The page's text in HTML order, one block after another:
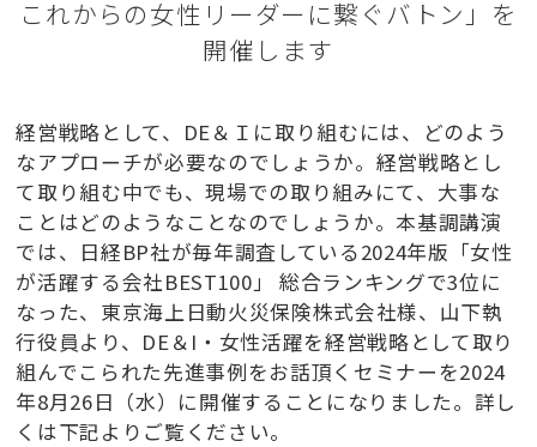
これからの女性リーダーに繋ぐバトン」を
開催します
経営戦略として、DE＆Ｉに取り組むには、どのよう
なアプローチが必要なのでしょうか。経営戦略とし
て取り組む中でも、現場での取り組みにて、大事な
ことはどのようなことなのでしょうか。本基調講演
では、日経BP社が毎年調査している2024年版「女性
が活躍する会社BEST100」 総合ランキングで3位に
なった、東京海上日動火災保険株式会社様、山下執
行役員より、DE＆I・女性活躍を経営戦略として取り
組んでこられた先進事例をお話頂くセミナーを2024
年8月26日（水）に開催することになりました。詳し
くは下記よりご覧ください。